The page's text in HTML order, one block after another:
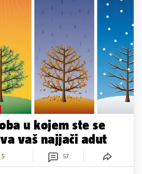
u kojem ste se
vaš najjači adut
5 57